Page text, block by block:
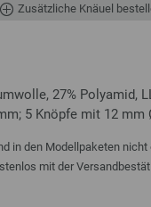
Zusätzliche Knäuel
27% Polyamid,
5 Knöpfe mit 12 mm
in den Modellpaketen nicht
mit der